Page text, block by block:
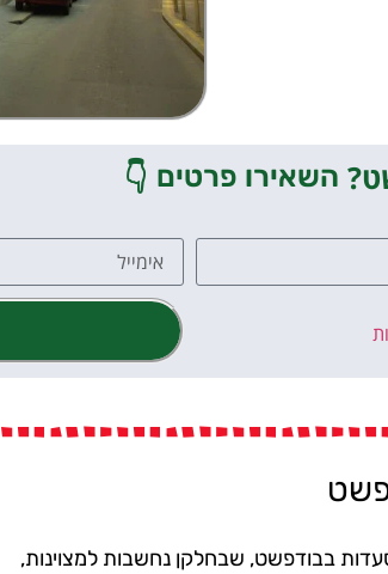
השאירו פרטים 👇
בבודפשט, שבחלקן נחשבות למצוינות,